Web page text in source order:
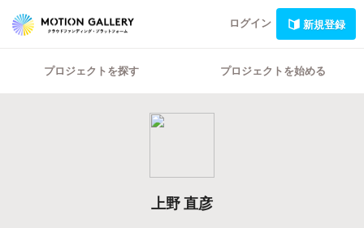
ログイン 新規登録
プロジェクトを探す プロジェクトを始める
上野 直彦